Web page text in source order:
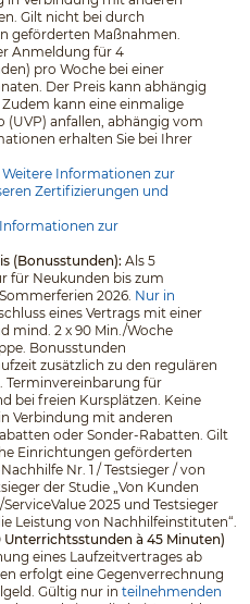
Gilt nicht bei durch
geförderten Maßnahmen.
Anmeldung für 4
pro Woche bei einer
Der Preis kann abhängig
kann eine einmalige
(UVP) anfallen, abhängig vom
erhalten Sie bei Ihrer
Weitere Informationen zur
Zertifizierungen und
zur
(Bonusstunden): Als 5
für Neukunden bis zum
2026. Nur in
eines Vertrags mit einer
mind. 2 x 90 Min./Woche
Bonusstunden
zusätzlich zu den regulären
Terminvereinbarung für
bei freien Kursplätzen. Keine
Verbindung mit anderen
oder Sonder-Rabatten. Gilt
Einrichtungen geförderten
Nr. 1 / Testsieger / von
der Studie „Von Kunden
2025 und Testsieger
Leistung von Nachhilfeinstituten“.
Unterrichtsstunden à 45 Minuten)
eines Laufzeitvertrages ab
erfolgt eine Gegenverrechnung
Gültig nur in teilnehmenden